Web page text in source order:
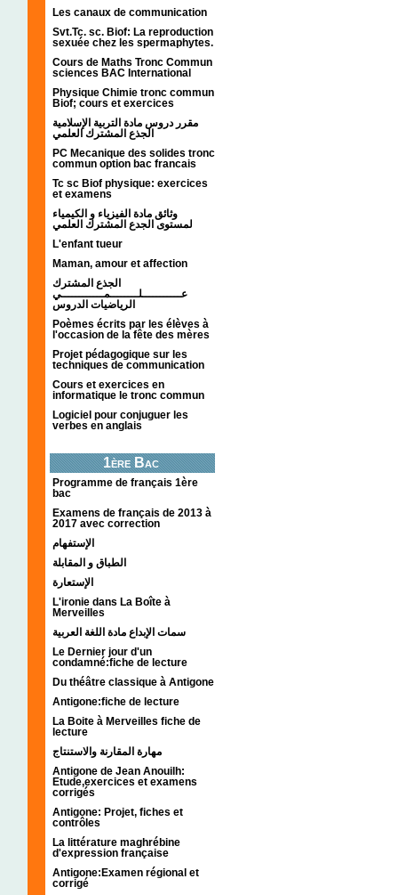
Les canaux de communication
Svt.Tc. sc. Biof: La reproduction
sexuée chez les spermaphytes.
Cours de Maths Tronc Commun
sciences BAC International
Physique Chimie tronc commun
Biof; cours et exercices
مقرر دروس مادة التربية الإسلامية
الجذع المشترك العلمي
PC Mecanique des solides tronc
commun option bac francais
Tc sc Biof physique: exercices
et examens
وثائق مادة الفيزياء و الكيمياء
L'enfant tueur
Maman, amour et affection
الجذع المشترك
عـــــــــــلــــــــمــــــــــــي
الرياضيات الدروس
Poèmes écrits par les élèves à
l'occasion de la fête des mères
Projet pédagogique sur les
techniques de communication
Cours et exercices en
informatique le tronc commun
Logiciel pour conjuguer les
verbes en anglais
1ère Bac
Programme de français 1ère
bac
Examens de français de 2013 à
2017 avec correction
الإستفهام
الطباق و المقابلة
الإستعارة
L'ironie dans La Boîte à
Merveilles
سمات الإبداع مادة اللغة العربية
Le Dernier jour d'un
condamné:fiche de lecture
Du théâtre classique à Antigone
Antigone:fiche de lecture
La Boite à Merveilles fiche de
lecture
مهارة المقارنة والاستنتاج
Antigone de Jean Anouilh:
Etude,exercices et examens
corrigés
Antigone: Projet, fiches et
contrôles
La littérature maghrébine
d'expression française
Antigone:Examen régional et
corrigé